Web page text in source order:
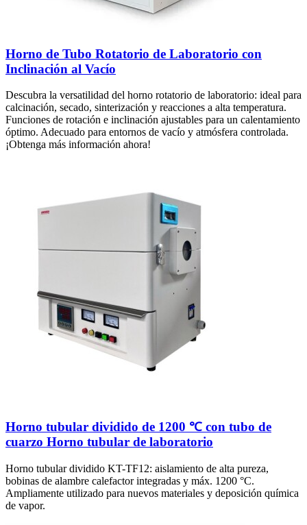
Horno de Tubo Rotatorio de Laboratorio con
Inclinación al Vacío
Descubra la versatilidad del horno rotatorio de laboratorio: ideal para
calcinación, secado, sinterización y reacciones a alta temperatura.
Funciones de rotación e inclinación ajustables para un calentamiento
óptimo. Adecuado para entornos de vacío y atmósfera controlada.
¡Obtenga más información ahora!
Horno tubular dividido de 1200 ℃ con tubo de
cuarzo Horno tubular de laboratorio
Horno tubular dividido KT-TF12: aislamiento de alta pureza,
bobinas de alambre calefactor integradas y máx. 1200 °C.
Ampliamente utilizado para nuevos materiales y deposición química
de vapor.